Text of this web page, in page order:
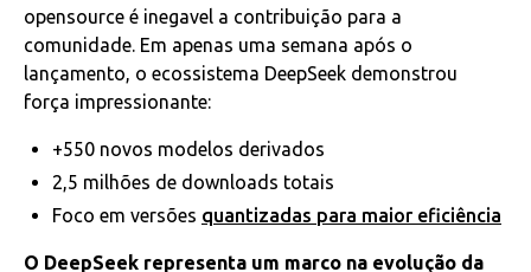
opensource é inegavel a contribuição para a
comunidade. Em apenas uma semana após o
lançamento, o ecossistema DeepSeek demonstrou
força impressionante:
+550 novos modelos derivados
2,5 milhões de downloads totais
Foco em versões quantizadas para maior eficiência
O DeepSeek representa um marco na evolução da